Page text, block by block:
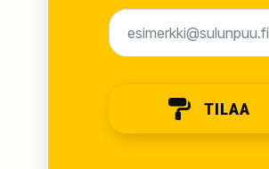
Email
TILAA